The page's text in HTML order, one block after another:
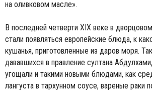
на оливковом масле».
В последней четверти XIX веке в
стали появляться европейские блюда, к
кушанья, приготовленные из даров моря.
дававшихся в правление султана
угощали и такими новыми блюдами, как
лангуста в тархунном соусе, вареные раки